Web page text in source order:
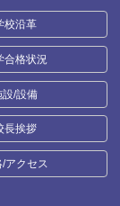
校沿革
合格状況
設/設備
長挨拶
/アクセス